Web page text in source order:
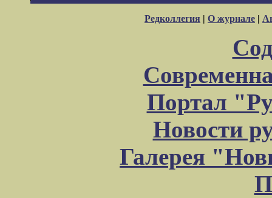
Редколлегия | О журнале |
Портал
Новости
Галерея